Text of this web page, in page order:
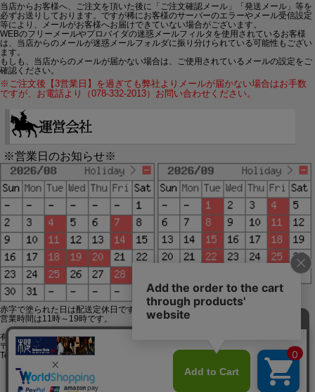
当店からお客様へ、ご注文を頂いた後に「ご注文確認メール」「発送メール」等を
必ずお送りしております。ですが稀にお客様のサーバーのエラーやメール受信設定
等により、メールがお客様へお届けできていない場合がございます。
WEBのフリーメールやプロバイダの迷惑メールフィルタを使用されているお客様
は、当店からのメールが迷惑メールフォルダに振り分けられている可能性もござい
ます。
もしも、当店からのメールが届かない場合は、ご使用されているメールの設定をご
確認ください。
※ご注文後【3営業日】を過ぎても弊社よりメールが届かない場合はお手数
ですが、お電話より（078-332-2013）お問い合わせください。
※営業日のお知らせ※
赤字で塗られた日は配送定休日です。
営業時間は11時～19時です。
有限会社ジップジップ SakuraStyle通販事業部
〒650-0021 神戸市中央区三宮町3-9-19イトウビル1,4F
Tel:078-332-2013 FAX:078-333-6644